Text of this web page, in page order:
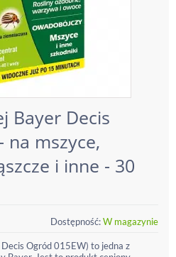
Bayer Decis
na mszyce,
i inne - 30
Dostępność:W magazynie
Ogród 015EW) to jedna z